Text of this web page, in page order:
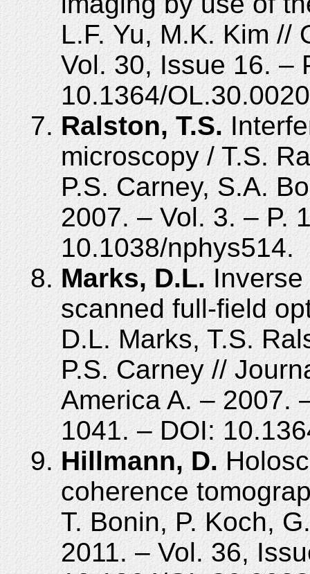
L.F. Yu, M.K. Kim //
Vol. 30, Issue 16. –
10.1364/
Ralston, T.S.
microscopy / T.S.
P.S. Carney, S.A.
2007. – Vol. 3. – P.
10.1038/nphys514.
Marks, D.L.Inverse
scanned full-field
D.L. Marks, T.S.
P.S. Carney //
America A. – 2007.
1041. – DOI:
Hillmann, D.
coherence
T. Bonin, P. Koch,
2011. – Vol. 36,